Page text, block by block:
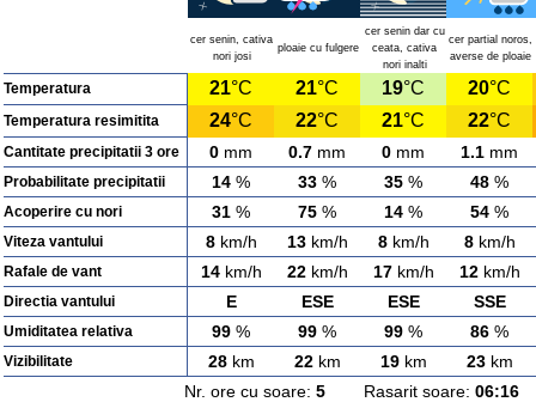
cer senin, cativa
nori josi
ploaie cu fulgere
cer senin dar cu
ceata, cativa
nori inalti
cer partial noros,
averse de ploaie
Temperatura 21°C 21°C 19°C 20°C
Temperatura resimitita 24°C 22°C 21°C 22°C
Cantitate precipitatii 3 ore 0 mm 0.7 mm 0 mm 1.1 mm
Probabilitate precipitatii 14 % 33 % 35 % 48 %
Acoperire cu nori 31 % 75 % 14 % 54 %
Viteza vantului 8km/h 13km/h 8km/h 8km/h
Rafale de vant 14km/h 22km/h 17km/h 12km/h
Directia vantului E ESE ESE SSE
Umiditatea relativa 99 % 99 % 99 % 86 %
Vizibilitate 28km 22km 19km 23km
Nr. ore cu soare: 5Rasarit soare: 06:16